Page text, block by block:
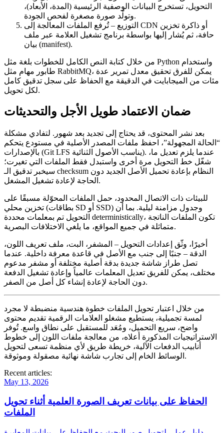
التحويل، تستخرج البيانات الوصفية الرئيسية (المدة، الأبعاد)،
وتولّد صورة مصغرة لفحص الجودة.
التوزيع – تُرفع الملفات المعالجة إلى CDN أو ذاكرة تخزين
حافة، ثم يُشار إليها بواسطة برنامج تشغيل العلامة عبر ملف
بيان (manifest).
من خلال كتابة النص الكامل للخطوات بلغة مثل Python واستخدام
طابور مهام مثل RabbitMQ، يمكن للفرق تحقيق معدل تمرير عدة
مئات من الميجابايت في الدقيقة مع الحفاظ على سجل تدقيق كامل
لكل تحويل.
ضمان الاعتماد طويل الأجل والتحديثات
بعد نشر المحتوى، قد يحتاج إلى تجديد بعد شهور. لتفادي مشكلة
“الحالة المجهولة”، احفظ ملفات المصدر الأصلية في مستودع يتحكم
بالإصدارات (Git LFS يناسب الأصول الثنائية). عندما يلزم تعديل ما،
شغّل خط التحويل مرة أخرى واستبدل فقط الملفات التي تغيرت؛
سيخبر تدقيق الـ checksum النظام بإعادة تحميل الأصل الجديد دون
الحاجة لإعادة تشغيل المشغل.
للبيئات ذات الاتصال المحدود، حمل الملفات المحوّلة مسبقًا على
تخزين محلي (بطاقات SD أو SSD) وجدول مزامنة ليلية. بما أن
التحويل تم بمعلمات محددة deterministically، تكون الملفات الناتجة
متماثلة في جميع المواقع، ما يلغي الاختلافات البصرية.
أخيرًا، وثّق إعدادات التحويل – المشفر، البت، ملف تعريف اللون،
الدقة – جنبًا إلى جنب مع الأصل في قاعدة معرفة داخلية. عندما
تصل طراز شاشة جديدة بدقة أصلية مختلفة أو مشفر مدعوم
مختلف، يمكن للفريق تعديل المعلمات عالمياً وإعادة تشغيل الدفعة
دون الحاجة لإعادة إنشاء كل أصل من الصفر.
من خلال اعتبار تحويل الملفات خطوة هندسية منضبطة لا مجرد
لمسة تجميلية، يستطيع مشغلو العلامات الرقمية تقديم محتوى
واضح، سريع التحميل، ومُعَد للمستقبل على نطاق واسع. تُوفر
الاستراتيجيات المذكورة أعلاه، من معالجة ملفات اللون إلى خطوط
أنابيب الدفعات الآلية، خريطة طريق لأي منظمة تسعى لتحويل
الوسائط الخام إلى تجارب شاشة نهائية مصقولة وموثوقة.
Recent articles:
May 13, 2026
الحفاظ على بيانات تعريف الصورة العلمية أثناء تحويل
الملفات